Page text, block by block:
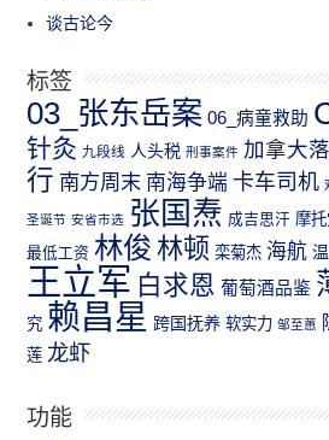
谈古论今
标签
03_张东岳案 06_病童救助
针灸 九段线 人头税 刑事案件 加拿大
行 南方周末 南海争端 卡车司机
圣诞节 安省市选 张国焘 成吉思汗 摩
最低工资 林俊 林顿 栾菊杰 海航
王立军 白求恩 葡萄酒品鉴
究 赖昌星 跨国抚养 软实力 邹至蕙
莲 龙虾
功能